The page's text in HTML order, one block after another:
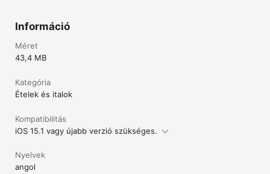
Információ
Méret
43,4 MB
Kategória
Ételek és italok
Kompatibilitás
iOS 15.1 vagy újabb verzió szükséges.
Nyelvek
angol